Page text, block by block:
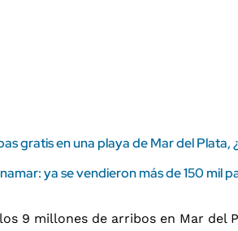
gratis en una playa de Mar del Plata,
ya se vendieron más de 150 mil